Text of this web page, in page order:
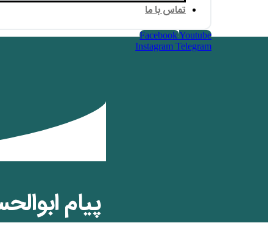
تماس با ما
FacebookYoutube
Instagram Telegram
پیام